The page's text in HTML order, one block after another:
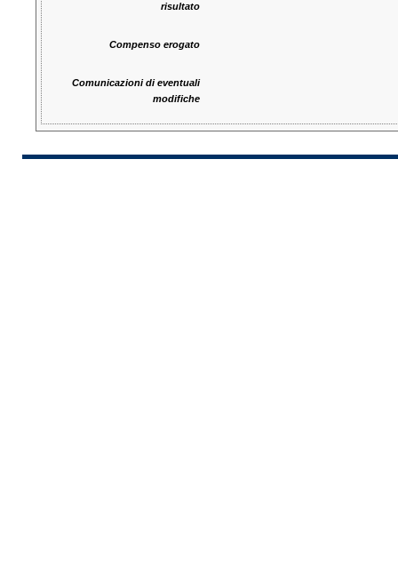
risultato
Compenso erogato
Comunicazioni di eventuali
modifiche